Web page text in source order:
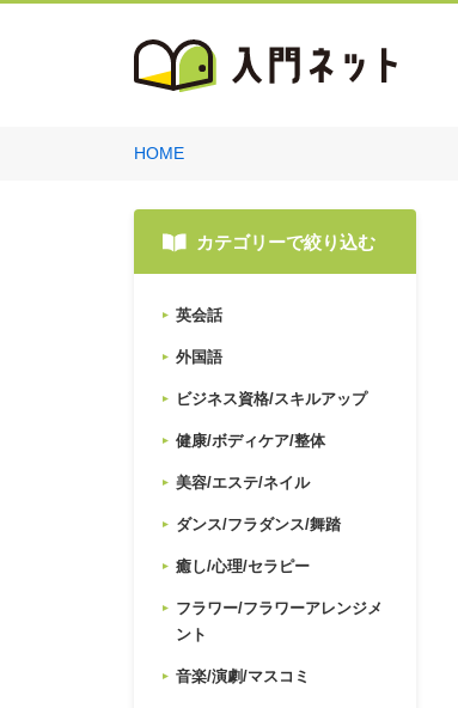
HOME
カテゴリーで絞り込む
英会話
外国語
ビジネス資格/スキルアップ
健康/ボディケア/整体
美容/エステ/ネイル
ダンス/フラダンス/舞踏
癒し/心理/セラピー
フラワー/フラワーアレンジメ
ント
音楽/演劇/マスコミ